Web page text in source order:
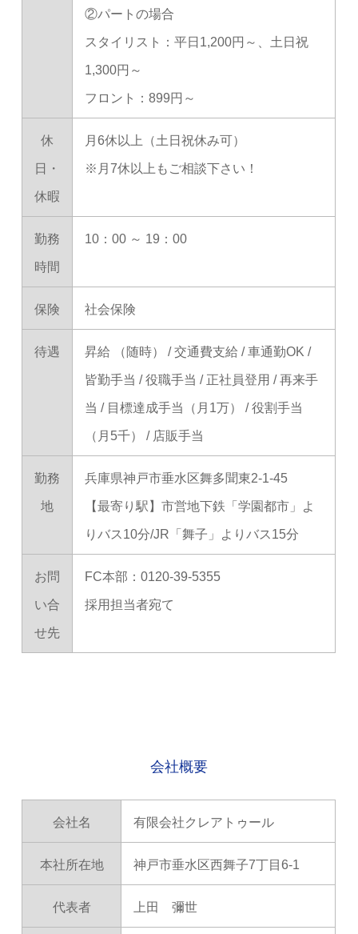
②パートの場合
スタイリスト：平日1,200円～、土日祝
1,300円～
フロント：899円～
休
日・
休暇
月6休以上（土日祝休み可）
※月7休以上もご相談下さい！
勤務
時間
10：00 ～ 19：00
保険 社会保険
待遇 昇給 （随時） / 交通費支給 / 車通勤OK /
皆勤手当 / 役職手当 / 正社員登用 / 再来手
当 / 目標達成手当（月1万） / 役割手当
（月5千） / 店販手当
勤務
地
兵庫県神戸市垂水区舞多聞東2-1-45
【最寄り駅】市営地下鉄「学園都市」よ
りバス10分/JR「舞子」よりバス15分
お問
い合
せ先
FC本部：0120-39-5355
採用担当者宛て
会社概要
会社名 有限会社クレアトゥール
本社所在地 神戸市垂水区西舞子7丁目6-1
代表者 上田 彌世